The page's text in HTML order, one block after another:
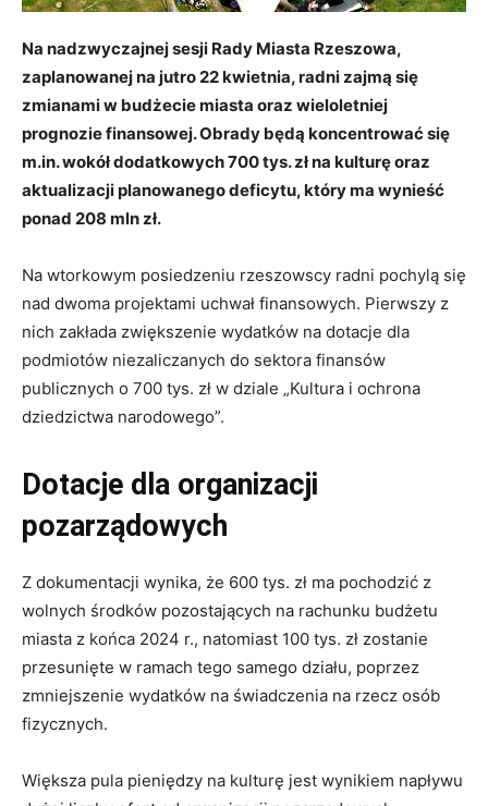
Na nadzwyczajnej sesji Rady Miasta Rzeszowa,
zaplanowanej na jutro 22 kwietnia, radni zajmą się
zmianami w budżecie miasta oraz wieloletniej
prognozie finansowej. Obrady będą koncentrować się
m.in. wokół dodatkowych 700 tys. zł na kulturę oraz
aktualizacji planowanego deficytu, który ma wynieść
ponad 208 mln zł.
Na wtorkowym posiedzeniu rzeszowscy radni pochylą się
nad dwoma projektami uchwał finansowych. Pierwszy z
nich zakłada zwiększenie wydatków na dotacje dla
podmiotów niezaliczanych do sektora finansów
publicznych o 700 tys. zł w dziale „Kultura i ochrona
dziedzictwa narodowego”.
Dotacje dla organizacji
pozarządowych
Z dokumentacji wynika, że 600 tys. zł ma pochodzić z
wolnych środków pozostających na rachunku budżetu
miasta z końca 2024 r., natomiast 100 tys. zł zostanie
przesunięte w ramach tego samego działu, poprzez
zmniejszenie wydatków na świadczenia na rzecz osób
fizycznych.
Większa pula pieniędzy na kulturę jest wynikiem napływu